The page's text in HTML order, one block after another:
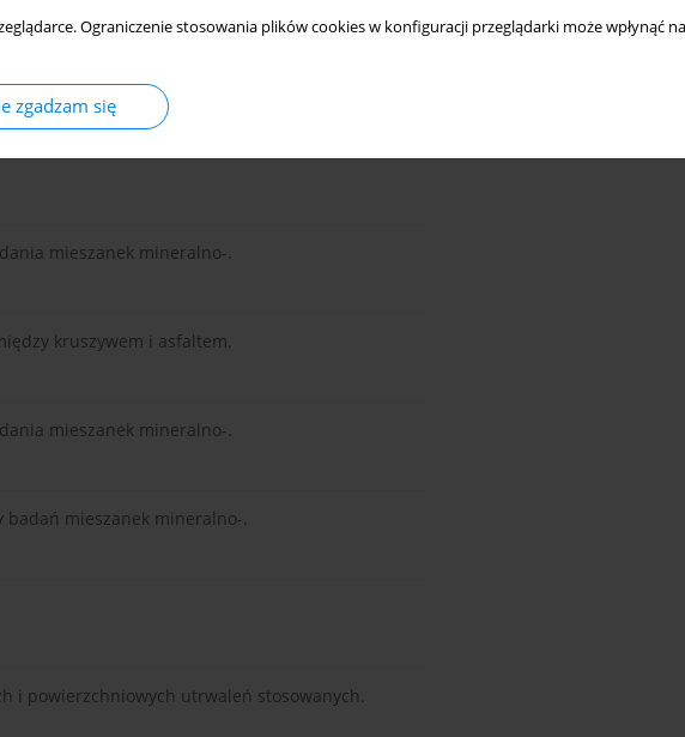
Ograniczenie stosowania plików cookies w konfiguracji przeglądarki może wpłynąć na
zgadzam się
mieszanek mineralno-.
kruszywem i asfaltem.
mieszanek mineralno-.
badań mieszanek mineralno-.
i powierzchniowych utrwaleń stosowanych.